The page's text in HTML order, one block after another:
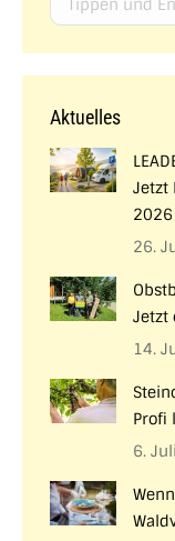
Aktuelles
Jetzt
26.
Jetzt
14.
Profi
6.